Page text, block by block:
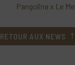
Pangolina x Le
RETOUR AUX NEWS